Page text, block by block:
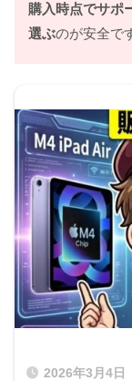
購入時点でサポ
選ぶのが安全で
2026年3月4日